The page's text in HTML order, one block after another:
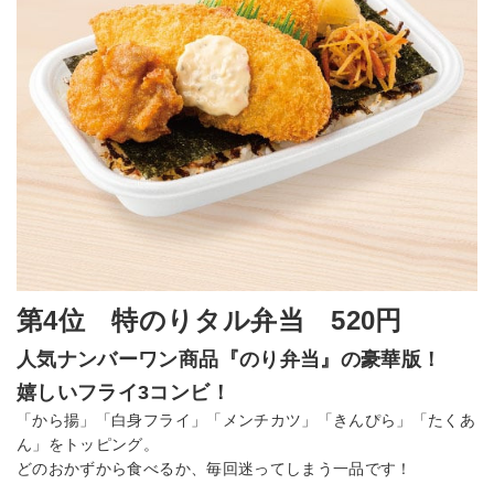
第4位 特のりタル弁当 520円
人気ナンバーワン商品『のり弁当』の豪華版！
嬉しいフライ3コンビ！
「から揚」「白身フライ」「メンチカツ」「きんぴら」「たくあ
ん」をトッピング。
どのおかずから食べるか、毎回迷ってしまう一品です！